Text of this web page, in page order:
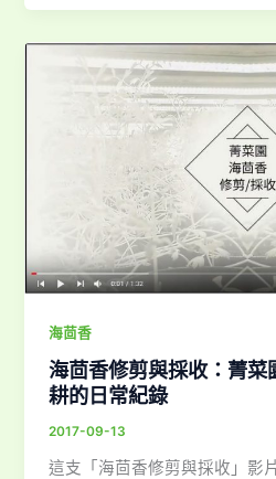
海茴香
海茴香修剪與採收：菁菜
耕的日常紀錄
2017-09-13
這支「海茴香修剪與採收」影